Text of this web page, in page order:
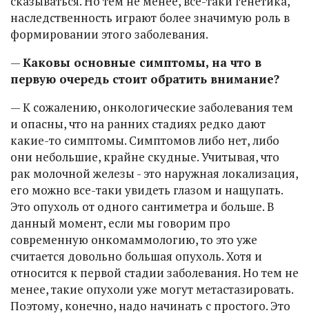
наследственность играют более значимую роль в
формировании этого заболевания.
—Каковы основные симптомы, на что в
первую очередь стоит обратить внимание?
— К сожалению, онкологические заболевания тем
и опасны, что на ранних стадиях редко дают
какие-то симптомы. Симптомов либо нет, либо
они небольшие, крайне скудные. Учитывая, что
рак молочной железы - это наружная локализация,
его можно все-таки увидеть глазом и нащупать.
Это опухоль от одного сантиметра и больше. В
данный момент, если мы говорим про
современную онкомаммологию, то это уже
считается довольно большая опухоль. Хотя и
относится к первой стадии заболевания. Но тем не
менее, такие опухоли уже могут метастазировать.
Поэтому, конечно, надо начинать с простого. Это